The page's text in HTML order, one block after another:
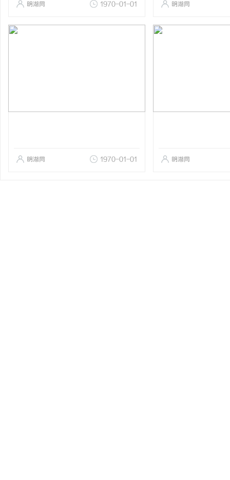
明湖网 1970-01-01 明湖网
明湖网 1970-01-01 明湖网